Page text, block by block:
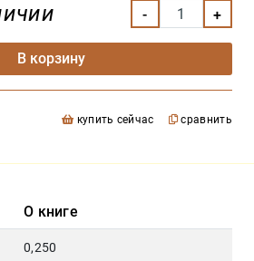
В корзину
купить сейчас сравнить
О книге
0,250